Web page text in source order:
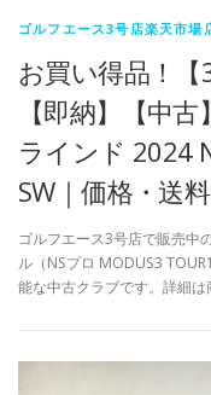
ゴルフエース3号店楽天市場
お買い得品！【
【即納】【中
ラインド 2024
SW｜価格・送
ゴルフエース3号店で販売中
ル（NSプロ MODUS3
能な中古クラブです。詳細は